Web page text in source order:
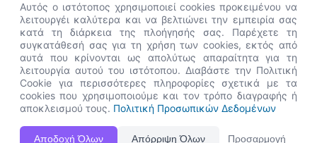
Η Ιστοσελίδα ΑνΑΔ είναι πλήρως συμβατή με τις νεότερες εκδόσεις, Google Chrome, Mozilla Firefox,
Apple Safari καθώς και Internet Explorer.
👋 Καλώς ήρθες! Είμαι η Νόησις.
Πες μου πώς μπορώ να σε βοηθήσω
σήμερα.
Αυτός ο ιστότοπος χρησιμοποιεί cookies προκειμένου να
λειτουργέι καλύτερα και να βελτιώνει την εμπειρία σας
κατά τη διάρκεια της πλοήγησής σας. Παρέχετε τη
συγκατάθεσή σας για τη χρήση των cookies, εκτός από
αυτά που κρίνονται ως απολύτως απαραίτητα για τη
λειτουργία αυτού του ιστότοπου. Διαβάστε την Πολιτική
Cookie για περισσότερες πληροφορίες σχετικά με τα
cookies που χρησιμοποιούμε και τον τρόπο διαγραφής ή
αποκλεισμού τους. Πολιτική Προσωπικών Δεδομένων
Αποδοχή Όλων Απόρριψη Όλων Προσαρμογή